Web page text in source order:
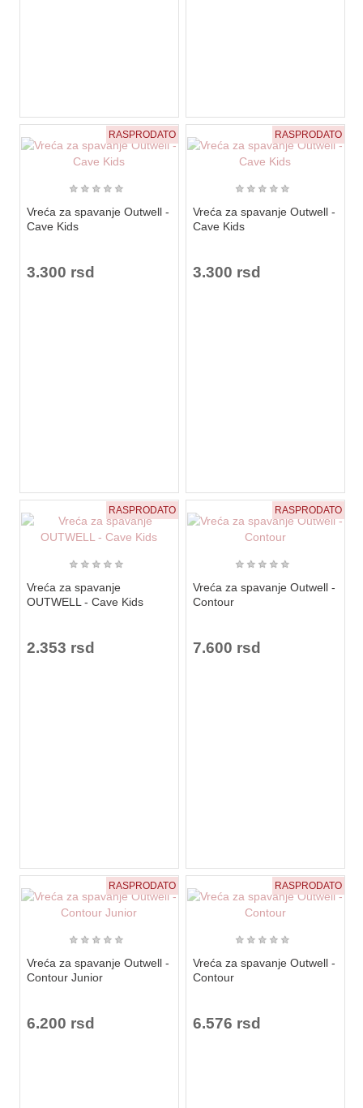
RASPRODATO
★ ★ ★ ★ ★
Vreća za spavanje Outwell -
Cave Kids
3.300 rsd
RASPRODATO
★ ★ ★ ★ ★
Vreća za spavanje Outwell -
Cave Kids
3.300 rsd
RASPRODATO
★ ★ ★ ★ ★
Vreća za spavanje
OUTWELL - Cave Kids
2.353 rsd
RASPRODATO
★ ★ ★ ★ ★
Vreća za spavanje Outwell -
Contour
7.600 rsd
RASPRODATO
★ ★ ★ ★ ★
Vreća za spavanje Outwell -
Contour Junior
6.200 rsd
RASPRODATO
★ ★ ★ ★ ★
Vreća za spavanje Outwell -
Contour
6.576 rsd